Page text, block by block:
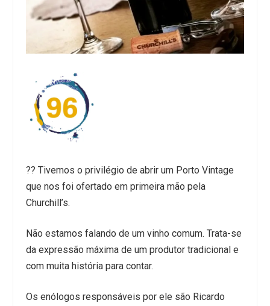
?? Tivemos o privilégio de abrir um Porto Vintage
que nos foi ofertado em primeira mão pela
Churchill’s.
Não estamos falando de um vinho comum. Trata-se
da expressão máxima de um produtor tradicional e
com muita história para contar.
Os enólogos responsáveis por ele são Ricardo